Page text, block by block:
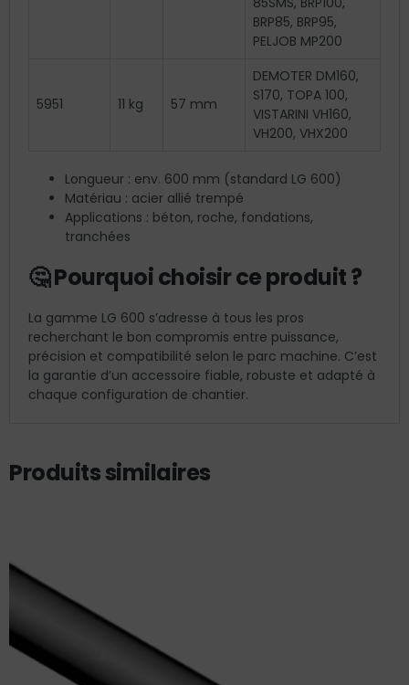
BRP85, BRP95,
PELJOB MP200
5951 11 kg 57 mm
DEMOTER DM160,
S170, TOPA 100,
VISTARINI VH160,
VH200, VHX200
Longueur : env. 600 mm (standard LG 600)
Matériau : acier allié trempé
Applications : béton, roche, fondations,
tranchées
🤔 Pourquoi choisir ce produit ?
La gamme LG 600 s’adresse à tous les pros
recherchant le bon compromis entre puissance,
précision et compatibilité selon le parc machine. C’est
la garantie d’un accessoire fiable, robuste et adapté à
chaque configuration de chantier.
Produits similaires